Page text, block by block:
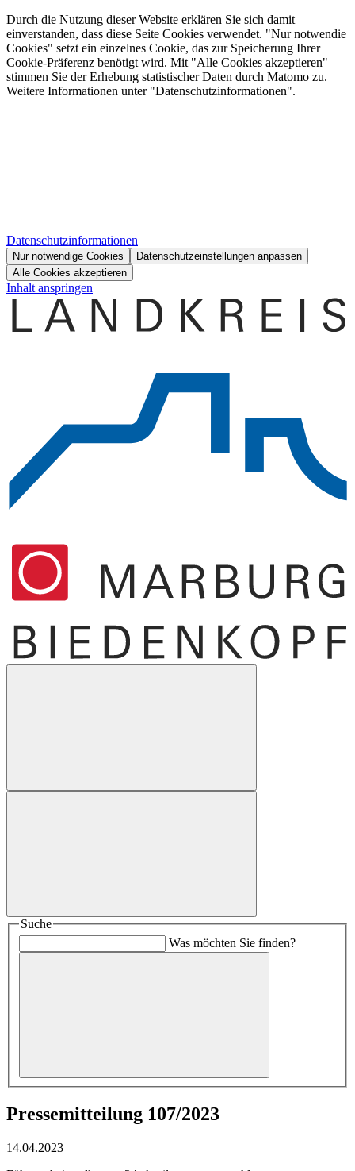
Durch die Nutzung dieser Website erklären Sie sich damit
einverstanden, dass diese Seite Cookies verwendet. "Nur notwendie
Cookies" setzt ein einzelnes Cookie, das zur Speicherung Ihrer
Cookie-Präferenz benötigt wird. Mit "Alle Cookies akzeptieren"
stimmen Sie der Erhebung statistischer Daten durch Matomo zu.
Weitere Informationen unter "Datenschutzinformationen".
Datenschutzinformationen
Nur notwendige Cookies
Datenschutzeinstellungen anpassen
Alle Cookies akzeptieren
Inhalt anspringen
Suche
Was möchten Sie finden?
Pressemitteilung 107/2023
14.04.2023